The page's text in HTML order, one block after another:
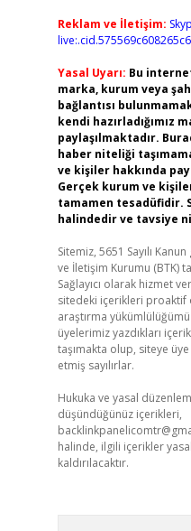
Reklam ve İletişim:
Yasal Uyarı: Bu
marka, kurum veya
bağlantısı
kendi hazırladığımız
paylaşılmaktadır.
haber niteliği
ve kişiler hakkında
Gerçek kurum ve
tamamen tesadüfidir.
halindedir ve tavsiye
Sitemiz, 5651 Sayılı
ve İletişim Kurumu (BTK)
Sağlayıcı olarak hizmet
sitedeki içerikleri proaktif
araştırma
üyelerimiz yazdıkları
taşımakta olup, siteye
etmiş sayılırlar.
Hukuka ve yasal
düşündüğünüz içerikleri,
halinde, ilgili içerikler
kaldırılacaktır.